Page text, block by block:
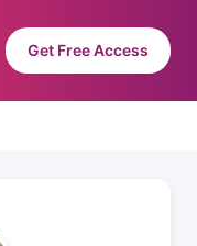
Get Free Access